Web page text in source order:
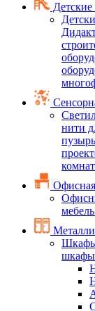
нити
шкафы